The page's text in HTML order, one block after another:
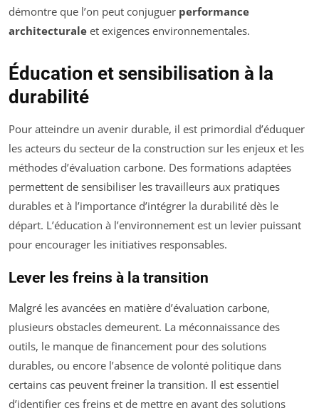
démontre que l’on peut conjuguer performance
architecturale et exigences environnementales.
Éducation et sensibilisation à la
durabilité
Pour atteindre un avenir durable, il est primordial d’éduquer
les acteurs du secteur de la construction sur les enjeux et les
méthodes d’évaluation carbone. Des formations adaptées
permettent de sensibiliser les travailleurs aux pratiques
durables et à l’importance d’intégrer la durabilité dès le
départ. L’éducation à l’environnement est un levier puissant
pour encourager les initiatives responsables.
Lever les freins à la transition
Malgré les avancées en matière d’évaluation carbone,
plusieurs obstacles demeurent. La méconnaissance des
outils, le manque de financement pour des solutions
durables, ou encore l’absence de volonté politique dans
certains cas peuvent freiner la transition. Il est essentiel
d’identifier ces freins et de mettre en avant des solutions